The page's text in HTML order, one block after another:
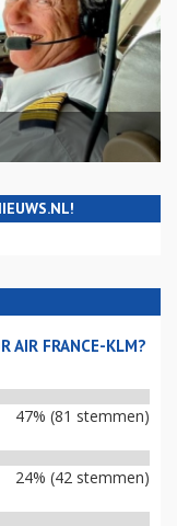
AIR FRANCE-KLM?
47% (81 stemmen)
24% (42 stemmen)